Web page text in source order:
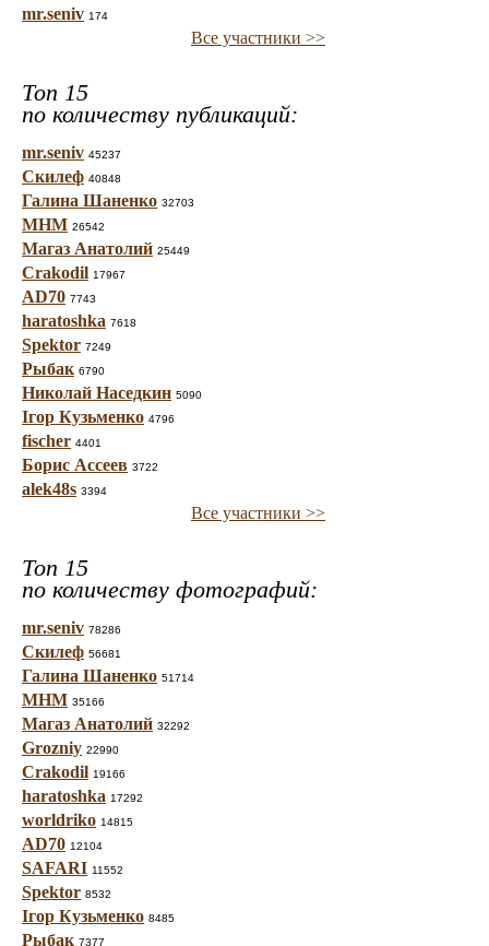
mr.seniv 174
Все участники >>
Топ 15
по количеству публикаций:
mr.seniv 45237
Скилеф 40848
Галина Шаненко 32703
МНМ 26542
Магаз Анатолий 25449
Crakodil 17967
AD70 7743
haratoshka 7618
Spektor 7249
Рыбак 6790
Николай Наседкин 5090
Ігор Кузьменко 4796
fischer 4401
Борис Ассеев 3722
alek48s 3394
Все участники >>
Топ 15
по количеству фотографий:
mr.seniv 78286
Скилеф 56681
Галина Шаненко 51714
МНМ 35166
Магаз Анатолий 32292
Grozniy 22990
Crakodil 19166
haratoshka 17292
worldriko 14815
AD70 12104
SAFARI 11552
Spektor 8532
Ігор Кузьменко 8485
Рыбак 7377